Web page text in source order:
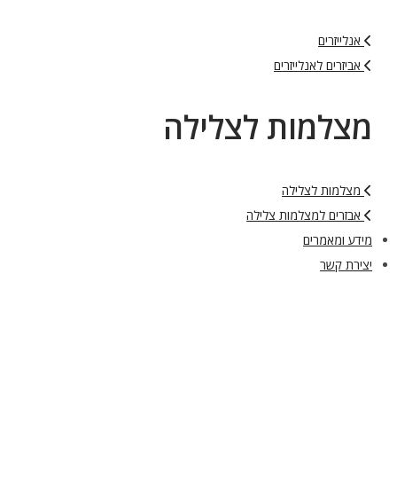
אנלייזרים
אביזרים לאנלייזרים
מצלמות לצלילה
מצלמות לצלילה
אבזרים למצלמות צלילה
מידע ומאמרים
יצירת קשר